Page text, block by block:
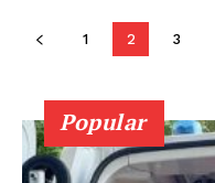
1 2 3
Popular